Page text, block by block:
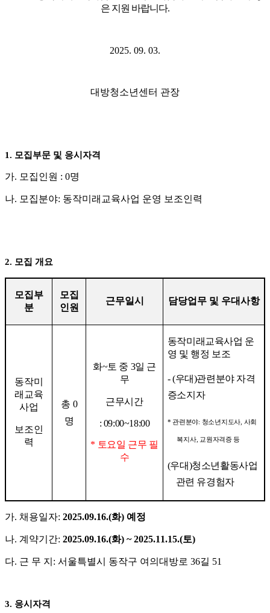
은 지원 바랍니다.
2025. 09. 03.
대방청소년센터 관장
1. 모집부문 및 응시자격
가. 모집인원 : 0명
나. 모집분야: 동작미래교육사업 운영 보조인력
2. 모집 개요
모집부
분
모집
인원
근무일시 담당업무 및 우대사항
동작미
래교육
사업
보조인
력
총 0
명
화~토 중 3일 근
무
근무시간
: 09:00~18:00
* 토요일 근무 필
수
동작미래교육사업 운
영 및 행정 보조
- (우대)관련분야 자격
증소지자
*관련분야: 청소년지도사, 사회
복지사, 교원자격증 등
(우대)청소년활동사업
관련 유경험자
가. 채용일자: 2025.09.16.(화) 예정
나. 계약기간: 2025.09.16.(화) ~ 2025.11.15.(토)
다. 근 무 지 : 서울특별시 동작구 여의대방로 36길 51
3. 응시자격